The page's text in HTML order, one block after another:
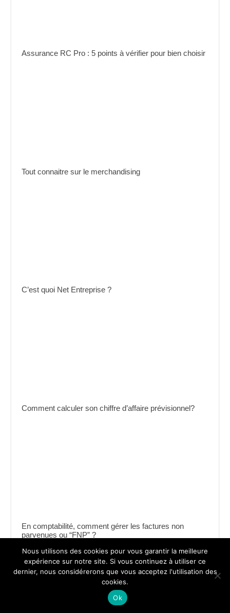
Assurance RC Pro : 5 points à vérifier pour bien choisir
Tout connaitre sur le merchandising
C’est quoi Net Entreprise ?
Comment calculer son chiffre d’affaire prévisionnel?
En comptabilité, comment gérer les factures non
parvenues ou “FNP” ?
Nous utilisons des cookies pour vous garantir la meilleure
expérience sur notre site. Si vous continuez à utiliser ce
dernier, nous considérerons que vous acceptez l'utilisation des
cookies.
Ok